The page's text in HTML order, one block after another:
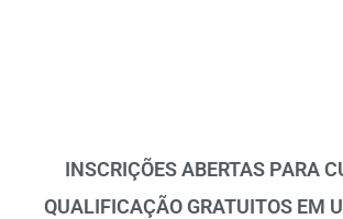
INSCRIÇÕES ABERTAS PARA
QUALIFICAÇÃO GRATUITOS EM